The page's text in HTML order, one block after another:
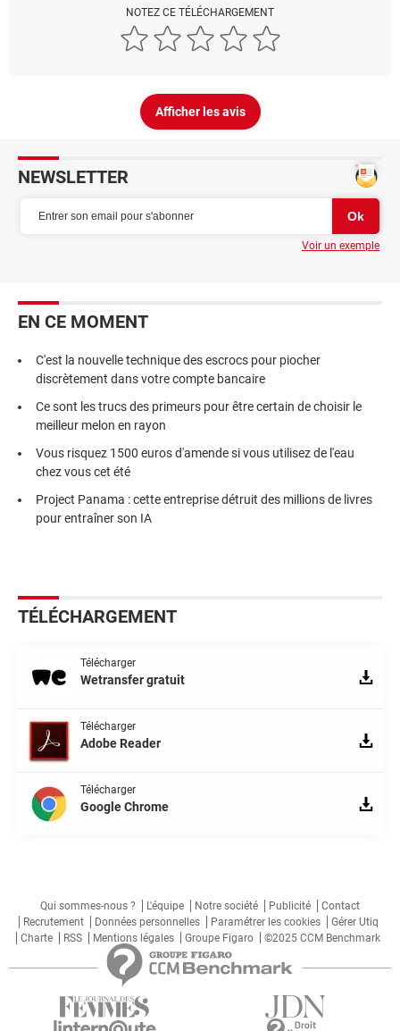
NOTEZ CE TÉLÉCHARGEMENT
Afficher les avis
NEWSLETTER
Voir un exemple
EN CE MOMENT
C'est la nouvelle technique des escrocs pour piocher
discrètement dans votre compte bancaire
Ce sont les trucs des primeurs pour être certain de choisir le
meilleur melon en rayon
Vous risquez 1500 euros d'amende si vous utilisez de l'eau
chez vous cet été
Project Panama : cette entreprise détruit des millions de livres
pour entraîner son IA
TÉLÉCHARGEMENT
Télécharger
Wetransfer gratuit
Télécharger
Adobe Reader
Télécharger
Google Chrome
Qui sommes-nous ? L'équipe Notre société Publicité
Contact
Recrutement
Données personnelles Paramétrer les cookies
Gérer Utiq
Charte
RSS Mentions légales Groupe Figaro ©2025 CCM Benchmark